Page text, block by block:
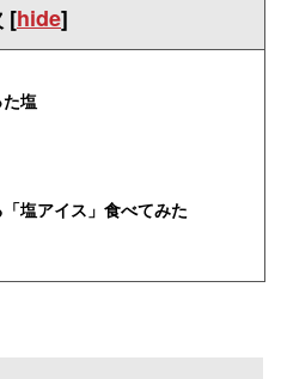
[hide]
塩
塩アイス」食べてみた